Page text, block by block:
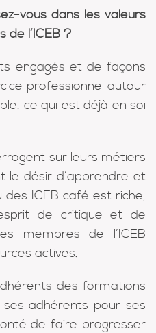
vous dans les valeurs
l’ICEB ?
engagés et de façons
professionnel autour
ce qui est déjà en soi
sur leurs métiers
le désir d’apprendre et
ICEB café est riche,
de critique et de
membres de l’ICEB
actives.
des formations
adhérents pour ses
de faire progresser